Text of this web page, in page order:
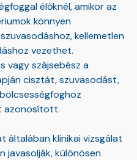
élőknél, amikor az
könnyen
kellemetlen
vezethet.
vagy szájsebész a
cisztát, szuvasodást,
azonosított.
általában klinikai vizsgálat
javasolják, különösen